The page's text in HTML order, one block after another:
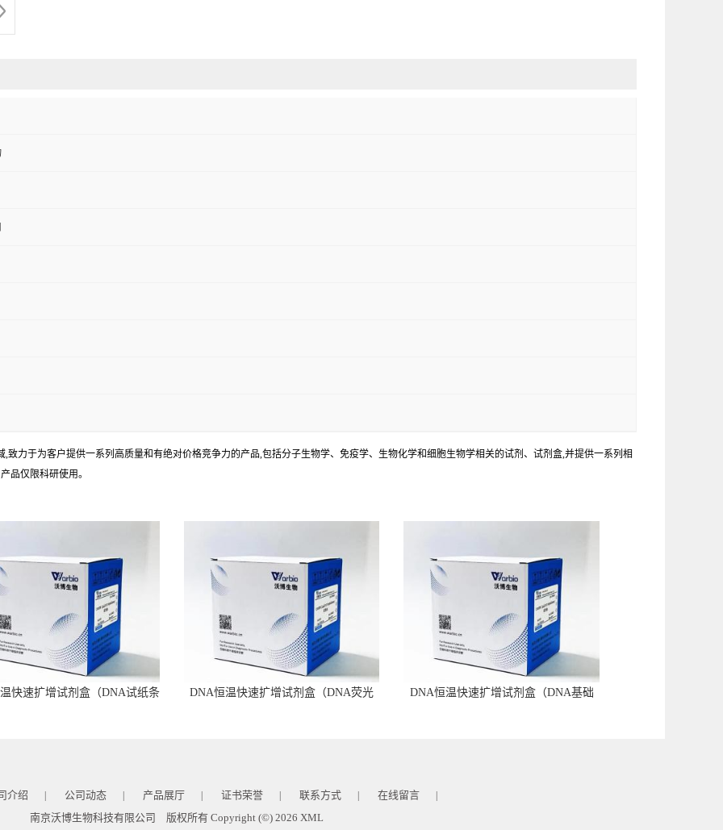
力于为客户提供一系列高质量和有绝对价格竞争力的产品,包括分子生物学、免疫学、生物化学和细胞生物学相关的试剂、试剂盒,并提供一系列相
品仅限科研使用。
快速扩增试剂盒（DNA试纸条
DNA恒温快速扩增试剂盒（DNA荧光
DNA恒温快速扩增试剂盒（DNA基础
介绍 公司动态 产品展厅 证书荣誉 联系方式 在线留言
南京沃博生物科技有限公司 版权所有 Copyright (©) 2026 XML